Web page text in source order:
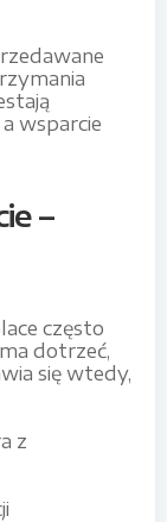
a wsparcie
–
często
dotrzeć,
się wtedy,
z